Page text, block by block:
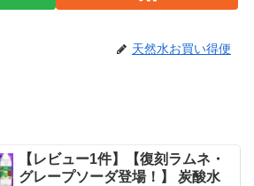
天然水お買い得便
【レビュー1件】【復刻ラムネ・
グレープソーダ登場！】 炭酸水